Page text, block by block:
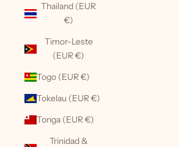
Thailand (EUR
€)
Timor-Leste
(EUR €)
Togo (EUR €)
Tokelau (EUR €)
Tonga (EUR €)
Trinidad &